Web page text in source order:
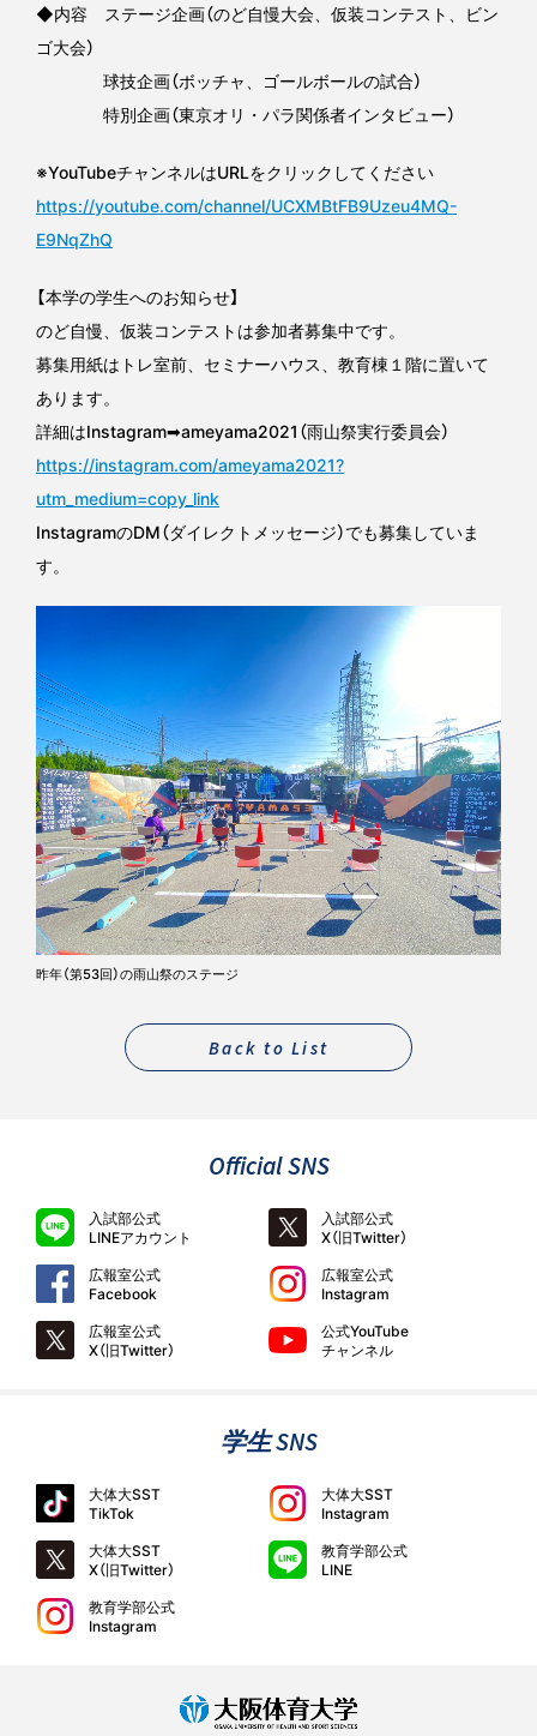
◆内容 ステージ企画（のど自慢大会、仮装コンテスト、ビン
ゴ大会）
球技企画（ボッチャ、ゴールボールの試合）
特別企画（東京オリ・パラ関係者インタビュー）
※YouTubeチャンネルはURLをクリックしてください
https://youtube.com/channel/UCXMBtFB9Uzeu4MQ-
E9NqZhQ
【本学の学生へのお知らせ】
のど自慢、仮装コンテストは参加者募集中です。
募集用紙はトレ室前、セミナーハウス、教育棟１階に置いて
あります。
詳細はInstagram➡ameyama2021（雨山祭実行委員会）
https://instagram.com/ameyama2021?
utm_medium=copy_link
InstagramのDM（ダイレクトメッセージ）でも募集していま
す。
昨年（第53回）の雨山祭のステージ
Back to List
Official SNS
入試部公式
LINEアカウント
入試部公式
X（旧Twitter）
広報室公式
Facebook
広報室公式
Instagram
広報室公式
X（旧Twitter）
公式YouTube
チャンネル
学生 SNS
大体大SST
TikTok
大体大SST
Instagram
大体大SST
X（旧Twitter）
教育学部公式
LINE
教育学部公式
Instagram